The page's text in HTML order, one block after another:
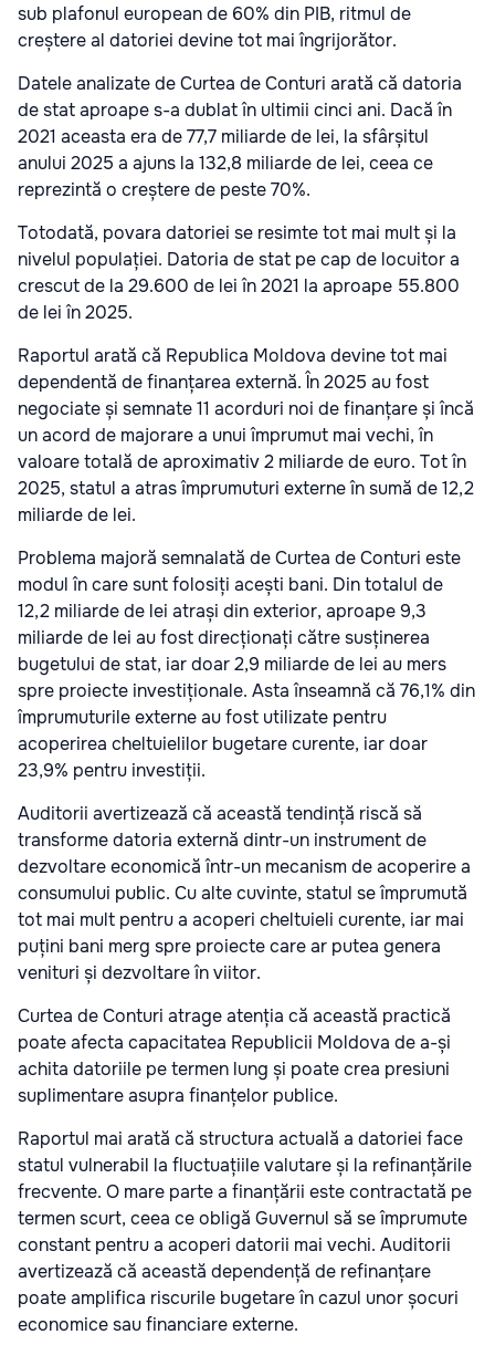
sub plafonul european de 60% din PIB, ritmul de
creștere al datoriei devine tot mai îngrijorător.
Datele analizate de Curtea de Conturi arată că datoria
de stat aproape s-a dublat în ultimii cinci ani. Dacă în
2021 aceasta era de 77,7 miliarde de lei, la sfârșitul
anului 2025 a ajuns la 132,8 miliarde de lei, ceea ce
reprezintă o creștere de peste 70%.
Totodată, povara datoriei se resimte tot mai mult și la
nivelul populației. Datoria de stat pe cap de locuitor a
crescut de la 29.600 de lei în 2021 la aproape 55.800
de lei în 2025.
Raportul arată că Republica Moldova devine tot mai
dependentă de finanțarea externă. În 2025 au fost
negociate și semnate 11 acorduri noi de finanțare și încă
un acord de majorare a unui împrumut mai vechi, în
valoare totală de aproximativ 2 miliarde de euro. Tot în
2025, statul a atras împrumuturi externe în sumă de 12,2
miliarde de lei.
Problema majoră semnalată de Curtea de Conturi este
modul în care sunt folosiți acești bani. Din totalul de
12,2 miliarde de lei atrași din exterior, aproape 9,3
miliarde de lei au fost direcționați către susținerea
bugetului de stat, iar doar 2,9 miliarde de lei au mers
spre proiecte investiționale. Asta înseamnă că 76,1% din
împrumuturile externe au fost utilizate pentru
acoperirea cheltuielilor bugetare curente, iar doar
23,9% pentru investiții.
Auditorii avertizează că această tendință riscă să
transforme datoria externă dintr-un instrument de
dezvoltare economică într-un mecanism de acoperire a
consumului public. Cu alte cuvinte, statul se împrumută
tot mai mult pentru a acoperi cheltuieli curente, iar mai
puțini bani merg spre proiecte care ar putea genera
venituri și dezvoltare în viitor.
Curtea de Conturi atrage atenția că această practică
poate afecta capacitatea Republicii Moldova de a-și
achita datoriile pe termen lung și poate crea presiuni
suplimentare asupra finanțelor publice.
Raportul mai arată că structura actuală a datoriei face
statul vulnerabil la fluctuațiile valutare și la refinanțările
frecvente. O mare parte a finanțării este contractată pe
termen scurt, ceea ce obligă Guvernul să se împrumute
constant pentru a acoperi datorii mai vechi. Auditorii
avertizează că această dependență de refinanțare
poate amplifica riscurile bugetare în cazul unor șocuri
economice sau financiare externe.